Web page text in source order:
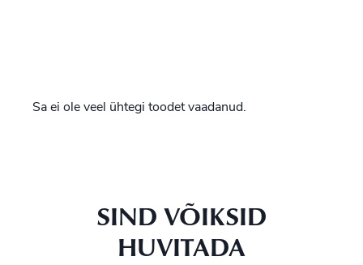
Sa ei ole veel ühtegi toodet vaadanud.
SIND VÕIKSID
HUVITADA